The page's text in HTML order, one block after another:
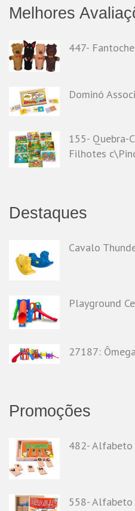
Melhores
447-
Dominó
155- Quebra-
Filhotes
Destaques
Cavalo
Playground
27187: Ômega
Promoções
482-
558- Alfabeto